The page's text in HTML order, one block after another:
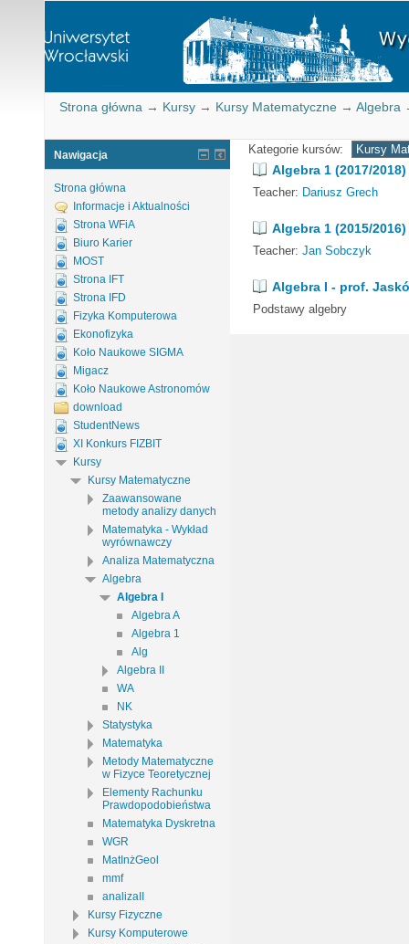
Strona główna → Kursy → Kursy Matematyczne → Algebra
Kategorie kursów:
Algebra 1 (2017/2018)
Teacher: Dariusz Grech
Algebra 1 (2015/2016)
Teacher: Jan Sobczyk
Algebra I - prof.
Podstawy algebry
Nawigacja
Strona główna
Informacje i Aktualności
Strona WFiA
Biuro Karier
MOST
Strona IFT
Strona IFD
Fizyka Komputerowa
Ekonofizyka
Koło Naukowe SIGMA
Migacz
Koło Naukowe Astronomów
download
StudentNews
XI Konkurs FIZBIT
Kursy
Kursy Matematyczne
Zaawansowane
metody analizy danych
Matematyka - Wykład
wyrównawczy
Analiza Matematyczna
Algebra
Algebra I
Algebra A
Algebra 1
Alg
Algebra II
WA
NK
Statystyka
Matematyka
Metody Matematyczne
w Fizyce Teoretycznej
Elementy Rachunku
Prawdopodobieństwa
Matematyka Dyskretna
WGR
MatInżGeol
mmf
analizaII
Kursy Fizyczne
Kursy Komputerowe